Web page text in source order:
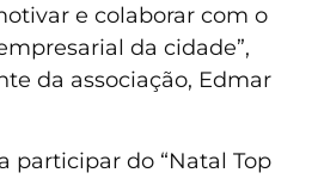
e colaborar com o
da cidade”,
da associação, Edmar
participar do “Natal Top